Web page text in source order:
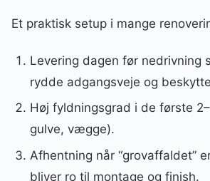
Et praktisk setup i mange
Levering dagen før nedrivning
rydde adgangsveje og
Høj fyldningsgrad i de første
gulve, vægge).
Afhentning når “grovaffaldet”
bliver ro til montage og finish.